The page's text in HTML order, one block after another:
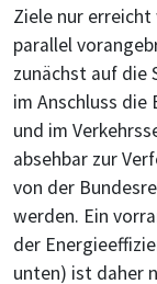
Ziele nur erreicht
parallel
zunächst auf die
im Anschluss die
und im
absehbar zur
von der
werden. Ein
der
unten) ist daher